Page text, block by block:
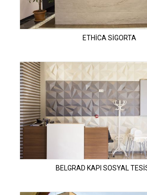
ETHİCA SİGORTA
BELGRAD KAPI SOSYAL